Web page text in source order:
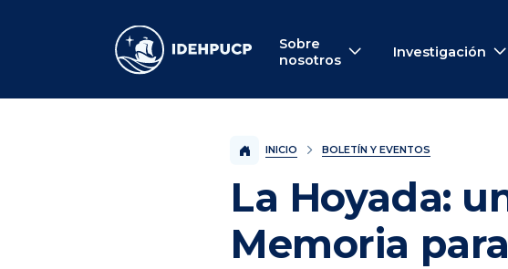
IDEHPUCP
Sobre
nosotros
Investigación
INICIO BOLETÍN Y EVENTOS
La Hoyada:
Memoria